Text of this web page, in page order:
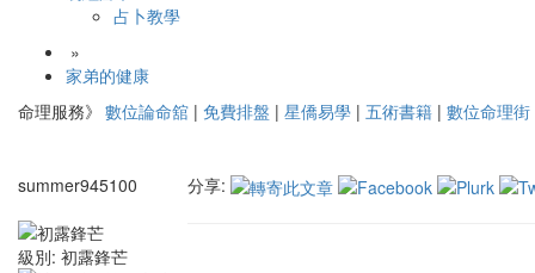
占卜教學
»
家弟的健康
命理服務》 數位論命舘 | 免費排盤 | 星僑易學 | 五術書籍 | 數位命理街
summer945100
級別: 初露鋒芒
分享: